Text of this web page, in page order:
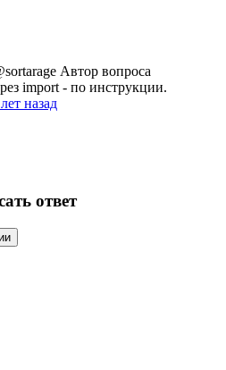
Автор вопроса
import - по инструкции.
назад
ответ